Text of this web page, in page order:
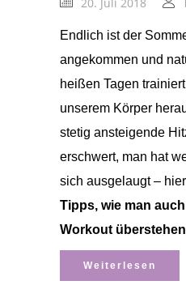
20. Juli 2018
Endlich ist der
angekommen und
heißen Tagen
unserem Körper
stetig ansteigende
erschwert, man hat
sich ausgelaugt –
Tipps, wie man
Workout
Weiterlesen